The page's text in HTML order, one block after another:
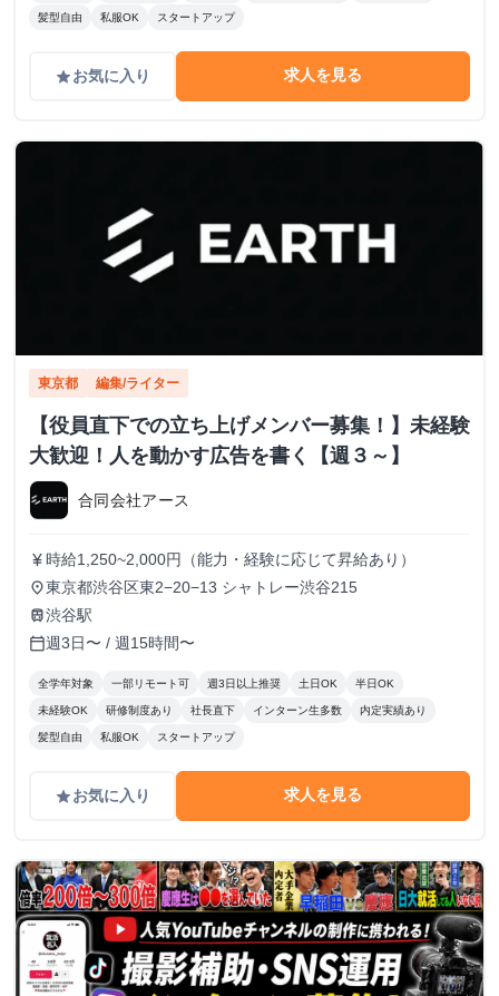
髪型自由 私服OK スタートアップ
gradeお気に入り 求人を見る
東京都 編集/ライター
【役員直下での立ち上げメンバー募集！】未経験
大歓迎！人を動かす広告を書く【週３～】
合同会社アース
currency_yen 時給1,250~2,000円（能力・経験に応じて昇給あり）
place東京都渋谷区東2−20−13 シャトレー渋谷215
train渋谷駅
calendar_today週3日〜 / 週15時間〜
全学年対象 一部リモート可 週3日以上推奨 土日OK 半日OK
未経験OK 研修制度あり 社長直下 インターン生多数 内定実績あり
髪型自由 私服OK スタートアップ
gradeお気に入り 求人を見る